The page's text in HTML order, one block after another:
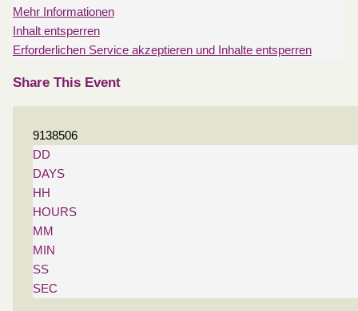
Mehr Informationen
Inhalt entsperren
Erforderlichen Service akzeptieren und Inhalte entsperren
Share This Event
9138506
DD
DAYS
HH
HOURS
MM
MIN
SS
SEC